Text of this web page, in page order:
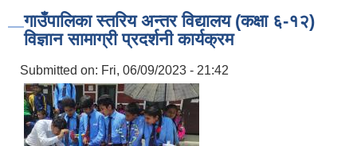
गाउँपालिका स्तरिय अन्तर विद्यालय (कक्षा ६-१२)
विज्ञान सामाग्री प्रदर्शनी कार्यक्रम
Submitted on: Fri, 06/09/2023 - 21:42